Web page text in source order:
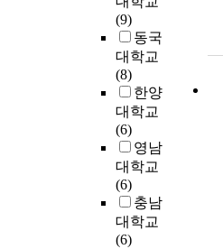
(9)
동국
대학교
(8)
한양
대학교
(6)
영남
대학교
(6)
충남
대학교
(6)